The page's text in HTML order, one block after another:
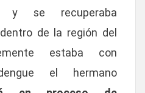
y se recuperaba
de la región del
estaba con
el hermano